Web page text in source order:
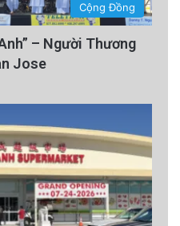
Cộng Đồng
– Người Thương
Jose